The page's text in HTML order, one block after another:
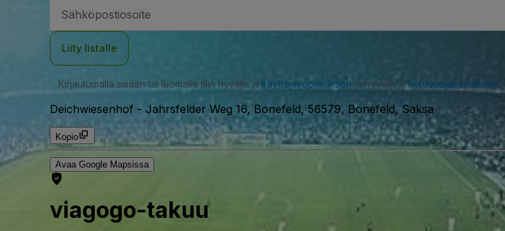
Liity listalle
Kirjautumalla sisään tai luomalla tilin hyväksyt käyttäjäsopimuksen ja hyväksyttietosuojakäytännön
Deichwiesenhof - Jahrsfelder Weg 16, Bonefeld, 56579, Bonefeld, Saksa
Kopio
Avaa Google Mapsissa
viagogo-takuu